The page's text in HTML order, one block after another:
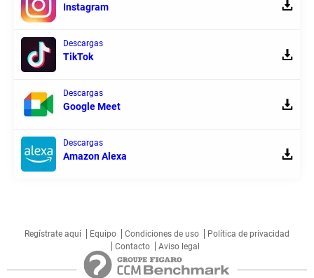
Instagram
Descargas
TikTok
Descargas
Google Meet
Descargas
Amazon Alexa
Regístrate aquí Equipo Condiciones de uso
Política de privacidad
Contacto
Aviso legal